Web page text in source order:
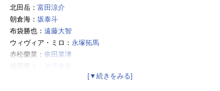
北田岳： 富田涼介
朝倉海： 坂泰斗
布袋勝也： 遠藤大智
ウィヴィア・ミロ： 永塚拓馬
赤松蘭菜： 依田菜津
福田寧々：